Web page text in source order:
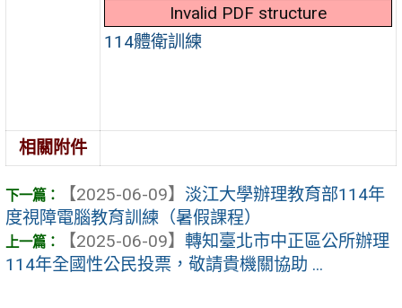
Invalid PDF structure
114體衛訓練
相關附件
【2025-06-09】 淡江大學辦理教育部114年
度視障電腦教育訓練（暑假課程）
【2025-06-09】 轉知臺北市中正區公所辦理
114年全國性公民投票，敬請貴機關協助 ...